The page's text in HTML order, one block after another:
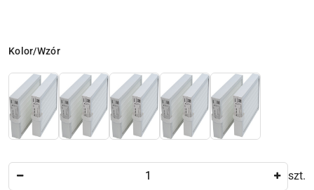
Wariant
Kolor/Wzór
szt.